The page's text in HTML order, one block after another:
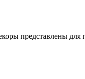
представлены